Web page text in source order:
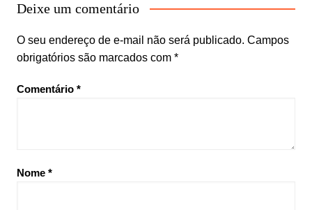
Deixe um comentário
O seu endereço de e-mail não será publicado. Campos
obrigatórios são marcados com *
Comentário *
Nome *